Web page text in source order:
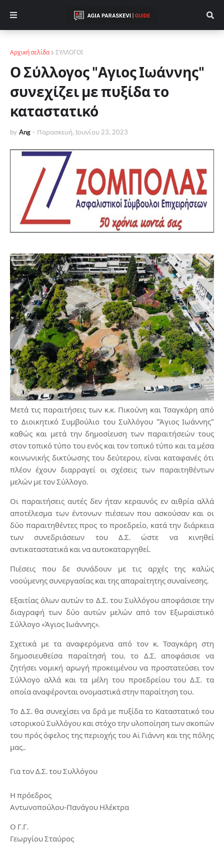
Αρχική σελίδα ΣΥΛΛΟΓΟΙ
Ο Σύλλογος "Αγιος Ιωάννης"
συνεχίζει με πυξίδα το
καταστατικό
by Ang - Παρασκευή, Ιουνίου 23, 2023
Μετά τις παραιτήσεις των κ.κ. Πικούνη και Τσαγκάρη από
το Διοικητικό Συμβούλιο του Συλλόγου "Άγιος Ιωάννης"
καθώς και μετά την δημοσίευση των παραιτήσεών τους
στον τοπικό τύπο του ενός και τον τοπικό τύπο και τα μέσα
κοινωνικής δικτύωσης του δεύτερου, είναι καταφανές ότι
πλέον έχουν διαρραγεί οι σχέσεις των παραιτηθέντων
μελών με τον Σύλλογο.
Οι παραιτήσεις αυτές δεν ήταν κεραυνός εν αιθρία αλλά
αποτέλεσμα των έντονων πιέσεων που ασκούσαν και οι
δύο παραιτηθέντες προς το προεδρείο, κατά την διάρκεια
των συνεδριάσεων του Δ.Σ. ώστε να κινηθεί
αντικαταστατικά και να αυτοκαταργηθεί.
Πιέσεις που δε συνάδουν με τις αρχές της καλώς
νοούμενης συνεργασίας και της απαραίτητης συναίνεσης.
Εξαιτίας όλων αυτών το Δ.Σ. του Συλλόγου αποφάσισε την
διαγραφή των δύο αυτών μελών από τον Εξωραϊστικό
Σύλλογο «Άγιος Ιωάννης».
Σχετικά με τα αναφερόμενα από τον κ. Τσαγκάρη στη
δημοσιευθείσα παραίτησή του, το Δ.Σ. αποφάσισε να
ζητήσει νομική αρωγή προκειμένου να προστατεύσει τον
Σύλλογο αλλά και τα μέλη του προεδρείου του Δ.Σ. τα
οποία αναφέρονται ονομαστικά στην παραίτηση του.
Το Δ.Σ. θα συνεχίσει να δρά με πυξίδα το Καταστατικό του
ιστορικού Συλλόγου και στόχο την υλοποίηση των σκοπών
του πρός όφελος της περιοχής του Αϊ Γιάννη και της πόλης
μας..
Για τον Δ.Σ. του Συλλόγου
Η πρόεδρος
Αντωνοπούλου-Πανάγου Ηλέκτρα
Ο Γ.Γ.
Γεωργίου Σταύρος